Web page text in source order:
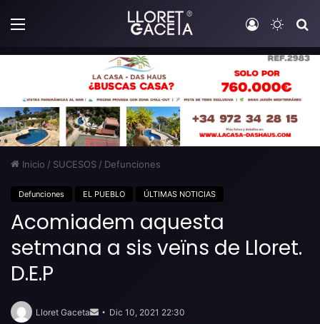
Menú Iniciar
Inicio / SUCESOS / Defunciones
Defunciones EL PUEBLO ÚLTIMAS NOTICIAS
Acomiadem aquesta
setmana a sis veïns de Lloret.
D.E.P
Lloret Gaceta
email
Dic 10, 2021 22:30